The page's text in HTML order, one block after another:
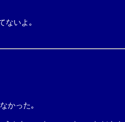
ないよ｡
かった｡